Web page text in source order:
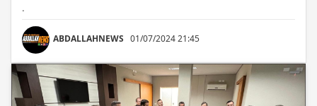
.
ABDALLAHNEWS 01/07/2024 21:45